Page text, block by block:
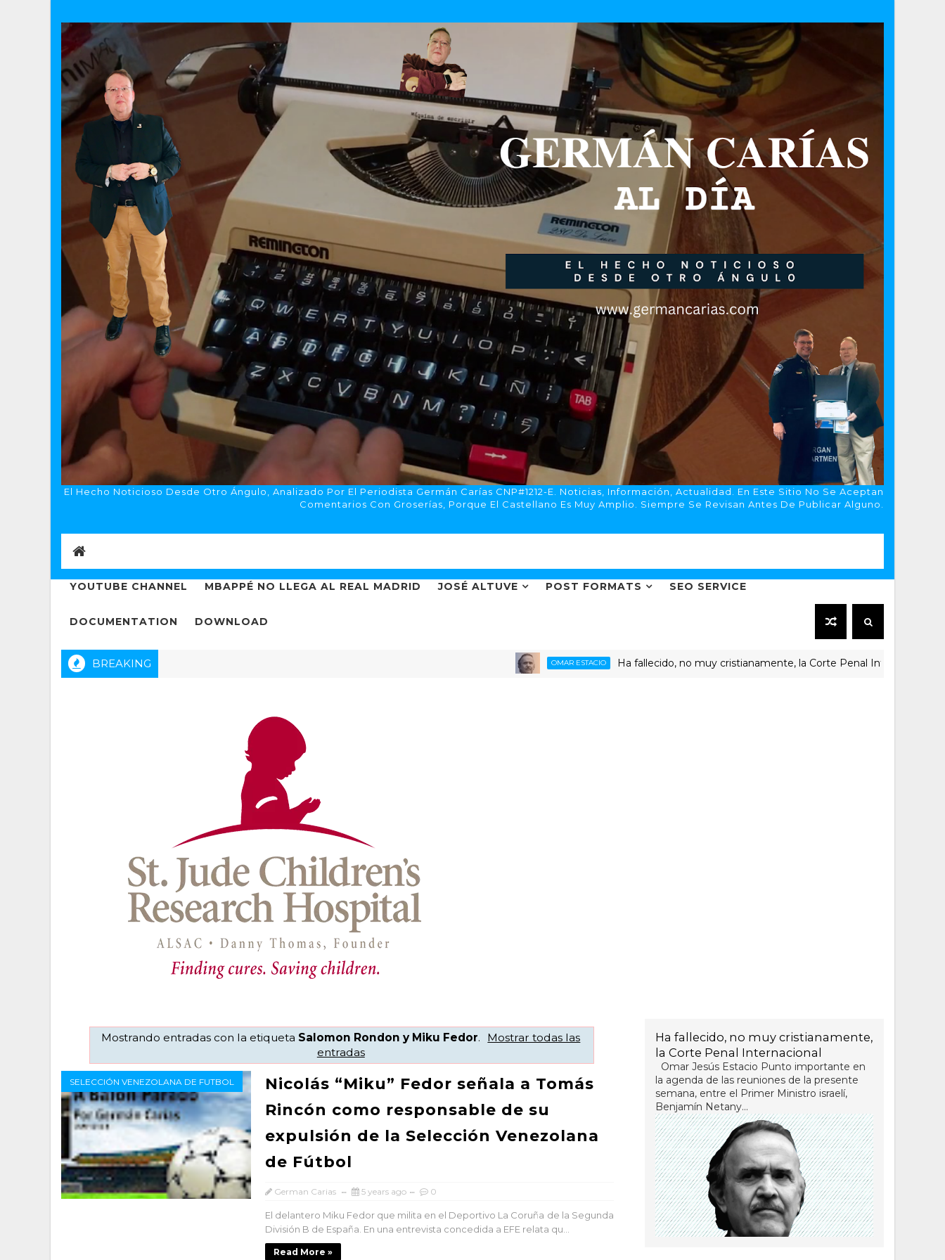
El Hecho Noticioso Desde Otro Ángulo, Analizado Por El Periodista Germán Carías CNP#1212-E. Noticias, Información, Actualidad. En Este Sitio No Se Aceptan
Comentarios Con Groserías, Porque El Castellano Es Muy Amplio. Siempre Se Revisan Antes De Publicar Alguno.
YOUTUBE CHANNEL MBAPPÉ NO LLEGA AL REAL MADRID JOSÉ ALTUVE POST FORMATS SEO SERVICE
DOCUMENTATION DOWNLOAD
BREAKING OMAR ESTACIO Ha fallecido, no muy cristianamente, la Corte Penal Internacional
Mostrando entradas con la etiqueta Salomon Rondon y Miku Fedor.
Mostrar todas las
entradas
SELECCIÓN VENEZOLANA DE FUTBOL
Nicolás “Miku” Fedor señala a Tomás
Rincón como responsable de su
expulsión de la Selección Venezolana
de Fútbol
German Carias 5 years ago 0
El delantero Miku Fedor que milita en el Deportivo La Coruña de la Segunda
División B de España. En una entrevista concedida a EFE relata qu...
Read More »
Ha fallecido, no muy cristianamente,
la Corte Penal Internacional
Omar Jesús Estacio Punto importante en
la agenda de las reuniones de la presente
semana, entre el Primer Ministro israelí,
Benjamín Netany...